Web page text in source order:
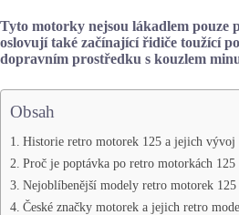
Tyto motorky nejsou lákadlem pouze
oslovují také začínající řidiče toužící
dopravním prostředku s kouzlem
Obsah
Historie retro motorek 125 a jejich vývoj
Proč je poptávka po retro motorkách 125
Nejoblíbenější modely retro motorek
České značky motorek a jejich retro